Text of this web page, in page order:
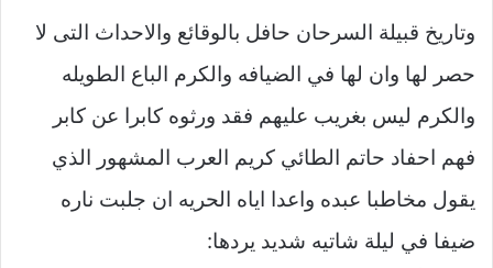
وتاريخ قبيلة السرحان حافل بالوقائع والاحداث التى لا
حصر لها وان لها في الضيافه والكرم الباع الطويله
والكرم ليس بغريب عليهم فقد ورثوه كابرا عن كابر
فهم احفاد حاتم الطائي كريم العرب المشهور الذي
يقول مخاطبا عبده واعدا اياه الحريه ان جلبت ناره
ضيفا في ليلة شاتيه شديد يردها: